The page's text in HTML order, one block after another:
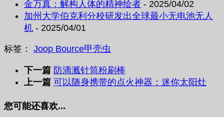
金万真：解构人体的精神绘者 - 2025/04/02
加州大学伯克利分校研发出全球最小无电池无人
机 - 2025/04/01
标签： Joop Bource甲壳虫
下一篇 防滴溅针筒粉刷棒
上一篇 可以随身携带的点火神器：迷你太阳灶
您可能还喜欢...